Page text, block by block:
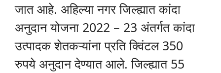
जात आहे. अहिल्या नगर जिल्ह्यात कांदा
अनुदान योजना 2022 – 23 अंतर्गत कांदा
उत्पादक शेतकऱ्यांना प्रति क्विंटल 350
रुपये अनुदान देण्यात आले. जिल्ह्यात 55